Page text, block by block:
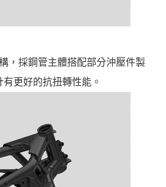
，採鋼管主體搭配部分沖壓件製
更好的抗扭轉性能。